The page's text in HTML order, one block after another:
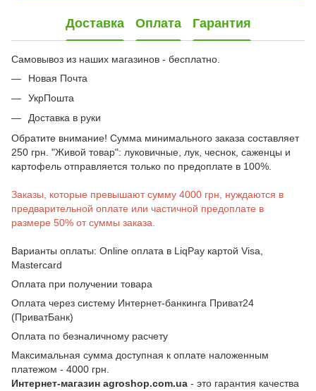
Доставка Оплата Гарантия
Самовывоз из наших магазинов - бесплатно.
Новая Почта
УкрПошта
Доставка в руки
Обратите внимание! Сумма минимального заказа составляет
250 грн. "Живой товар": луковичные, лук, чеснок, саженцы и
картофель отправляется только по предоплате в 100%.
Заказы, которые превышают сумму 4000 грн, нуждаются в
предварительной оплате или частичной предоплате в
размере 50% от суммы заказа.
Варианты оплаты: Online оплата в LiqPay картой Visa,
Mastercard
Оплата при получении товара
Оплата через систему Интернет-банкинга Приват24
(ПриватБанк)
Оплата по безналичному расчету
Максимальная сумма доступная к оплате наложенным
платежом - 4000 грн.
Интернет-магазин agroshop.com.ua - это гарантия качества